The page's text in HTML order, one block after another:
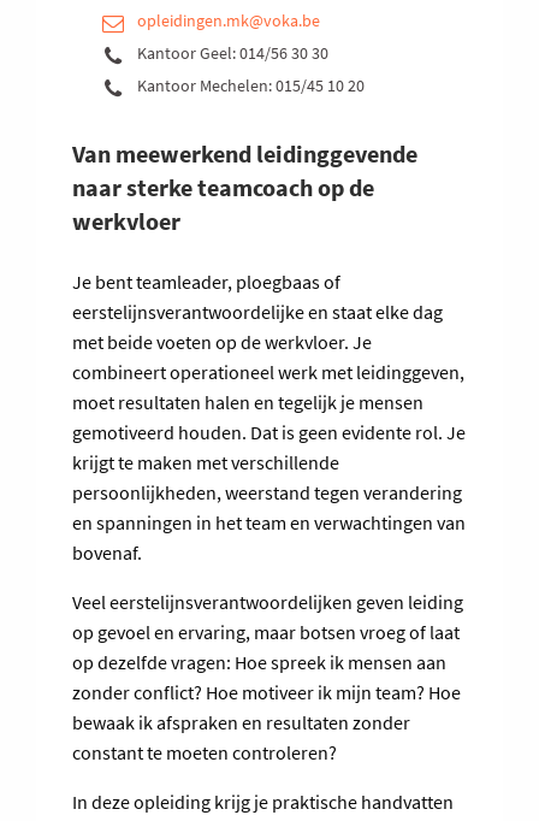
Van meewerkend leidinggevende
naar sterke teamcoach op de
werkvloer
Je bent teamleader, ploegbaas of
eerstelijnsverantwoordelijke en staat elke dag
met beide voeten op de werkvloer. Je
combineert operationeel werk met leidinggeven,
moet resultaten halen en tegelijk je mensen
gemotiveerd houden. Dat is geen evidente rol. Je
krijgt te maken met verschillende
persoonlijkheden, weerstand tegen verandering
en spanningen in het team en verwachtingen van
bovenaf.
Veel eerstelijnsverantwoordelijken geven leiding
op gevoel en ervaring, maar botsen vroeg of laat
op dezelfde vragen: Hoe spreek ik mensen aan
zonder conflict? Hoe motiveer ik mijn team? Hoe
bewaak ik afspraken en resultaten zonder
constant te moeten controleren?
In deze opleiding krijg je praktische handvatten
opleidingen.mk@voka.be
Kantoor Geel: 014/56 30 30
Kantoor Mechelen: 015/45 10 20